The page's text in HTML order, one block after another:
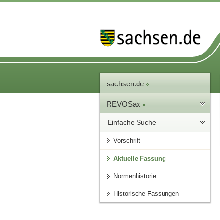
sachsen.de
REVOSax
Einfache Suche
Vorschrift
Aktuelle Fassung
Normenhistorie
Historische Fassungen